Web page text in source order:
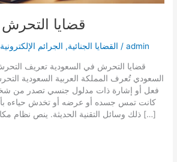
قضايا
القضايا الجنائية, الجرائم الإلكترونية /admin
قضايا التحرش في السعودية تعريف
السعودي تُعرف المملكة العربية السعودية
فعل أو إشارة ذات مدلول جنسي تصدر من
كانت تمس جسده أو عرضه أو تخدش حياءه
ذلك وسائل التقنية الحديثة. ينص نظام مكافحة التحرش في مادته […]